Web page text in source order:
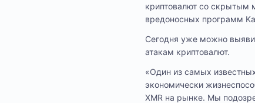
криптовалют со скрытым
вредоносных программ
Сегодня уже можно
атакам криптовалют.
«Один из самых
экономически
XMR на рынке. Мы